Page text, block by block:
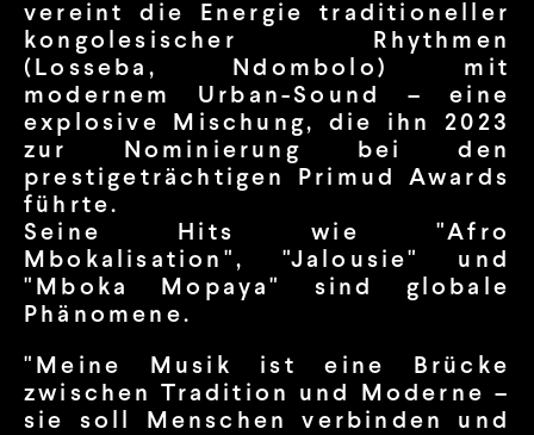
vereint die Energie traditioneller
kongolesischer Rhythmen
(Losseba, Ndombolo) mit
modernem Urban-Sound – eine
explosive Mischung, die ihn 2023
zur Nominierung bei den
prestigeträchtigen Primud Awards
führte.
Seine Hits wie "Afro
Mbokalisation", "Jalousie" und
"Mboka Mopaya" sind globale
Phänomene.
"Meine Musik ist eine Brücke
zwischen Tradition und Moderne –
sie soll Menschen verbinden und